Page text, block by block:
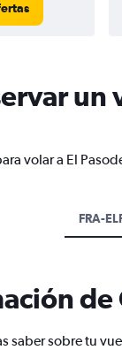
un
volar a El
FRA-
saber sobre tu